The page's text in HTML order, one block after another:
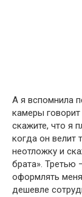
А я вспомнила
камеры
скажите, что я
когда он велит
неотложку и
брата». Третью
оформлять
дешевле